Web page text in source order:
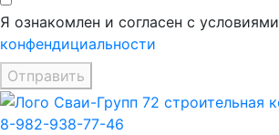
Я ознакомлен и согласен с условиями
конфендициальности
Отправить
8-982-938-77-46